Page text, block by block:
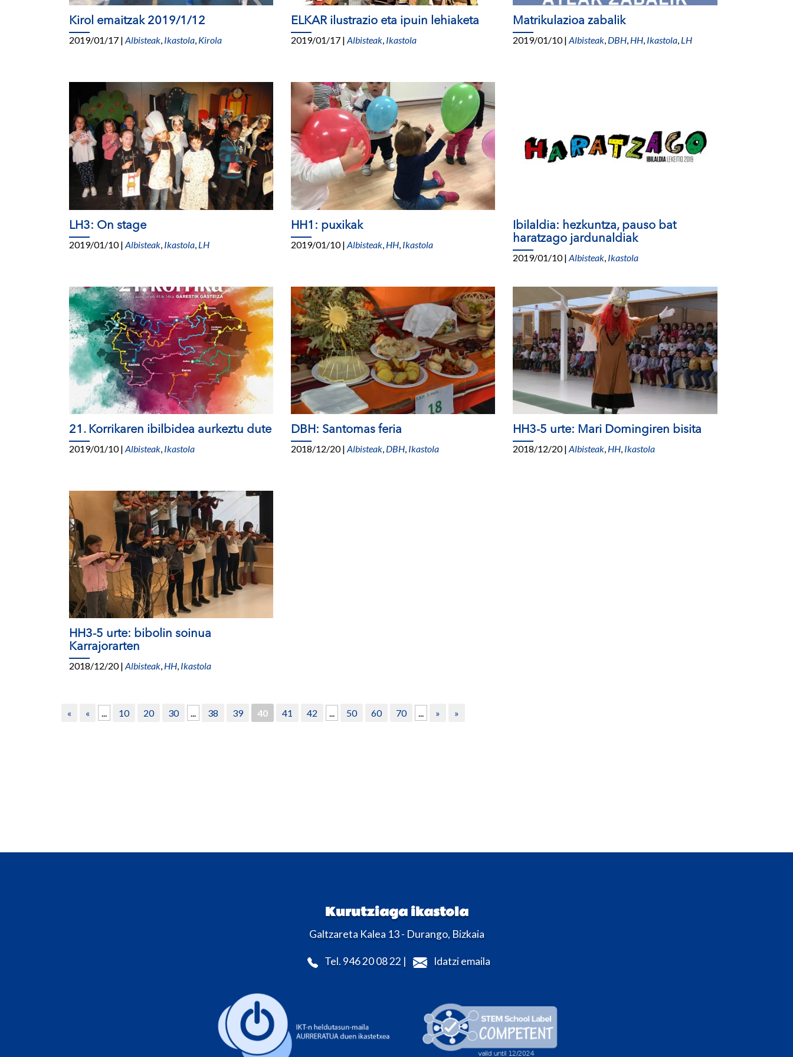
Kirol emaitzak 2019/1/12
2019/01/17 | Albisteak, Ikastola, Kirola
ELKAR ilustrazio eta ipuin lehiaketa
2019/01/17 |Albisteak, Ikastola
Matrikulazioa zabalik
2019/01/10|Albisteak, DBH, HH, Ikastola, LH
LH3: On stage
2019/01/10| Albisteak Ikastola LH
HH1: puxikak
2019/01/10|Albisteak HH Ikastola
Ibilaldia: hezkuntza, pauso bat
haratzago jardunaldiak
2019/01/10|Albisteak Ikastola
21. Korrikaren ibilbidea aurkeztu dute
2019/01/10| Albisteak, Ikastola
DBH: Santomas feria
2018/12/20|Albisteak, DBH, Ikastola
HH3-5 urte: Mari Domingiren bisita
2018/12/20|Albisteak, HH, Ikastola
HH3-5 urte: bibolin soinua
Karrajorarten
2018/12/20| Albisteak, HH, Ikastola
« « ... 10 20 30 ... 38 39 40 41 42 ... 50 60 70 ... » »
Kurutziaga ikastola
Galtzareta Kalea 13 - Durango, Bizkaia
Tel. 946 20 08 22 | Idatzi emaila